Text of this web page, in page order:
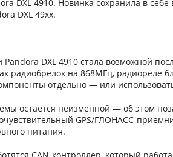
DXL 4910. Новинка сохранила в
DXL 49хх.
DXL 4910 стала возможной
радиобрелок на 868МГц, радиореле
отдельно — или
остается неизменной — об этом
GPS/ГЛОНАСС-
питания.